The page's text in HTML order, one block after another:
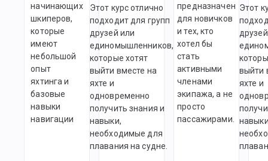
начинающих
шкиперов,
которые
имеют
небольшой
опыт
яхтинга и
базовые
навыки
навигации
Этот курс отлично
подходит для групп
друзей или
единомышленников,
которые хотят
выйти вместе на
яхте и
одновременно
получить знания и
навыки,
необходимые для
плавания на судне.
предназначен
для новичков
и тех, кто
хотел бы
стать
активными
членами
экипажа, а не
просто
пассажирами.
Этот
выйти
яхте и